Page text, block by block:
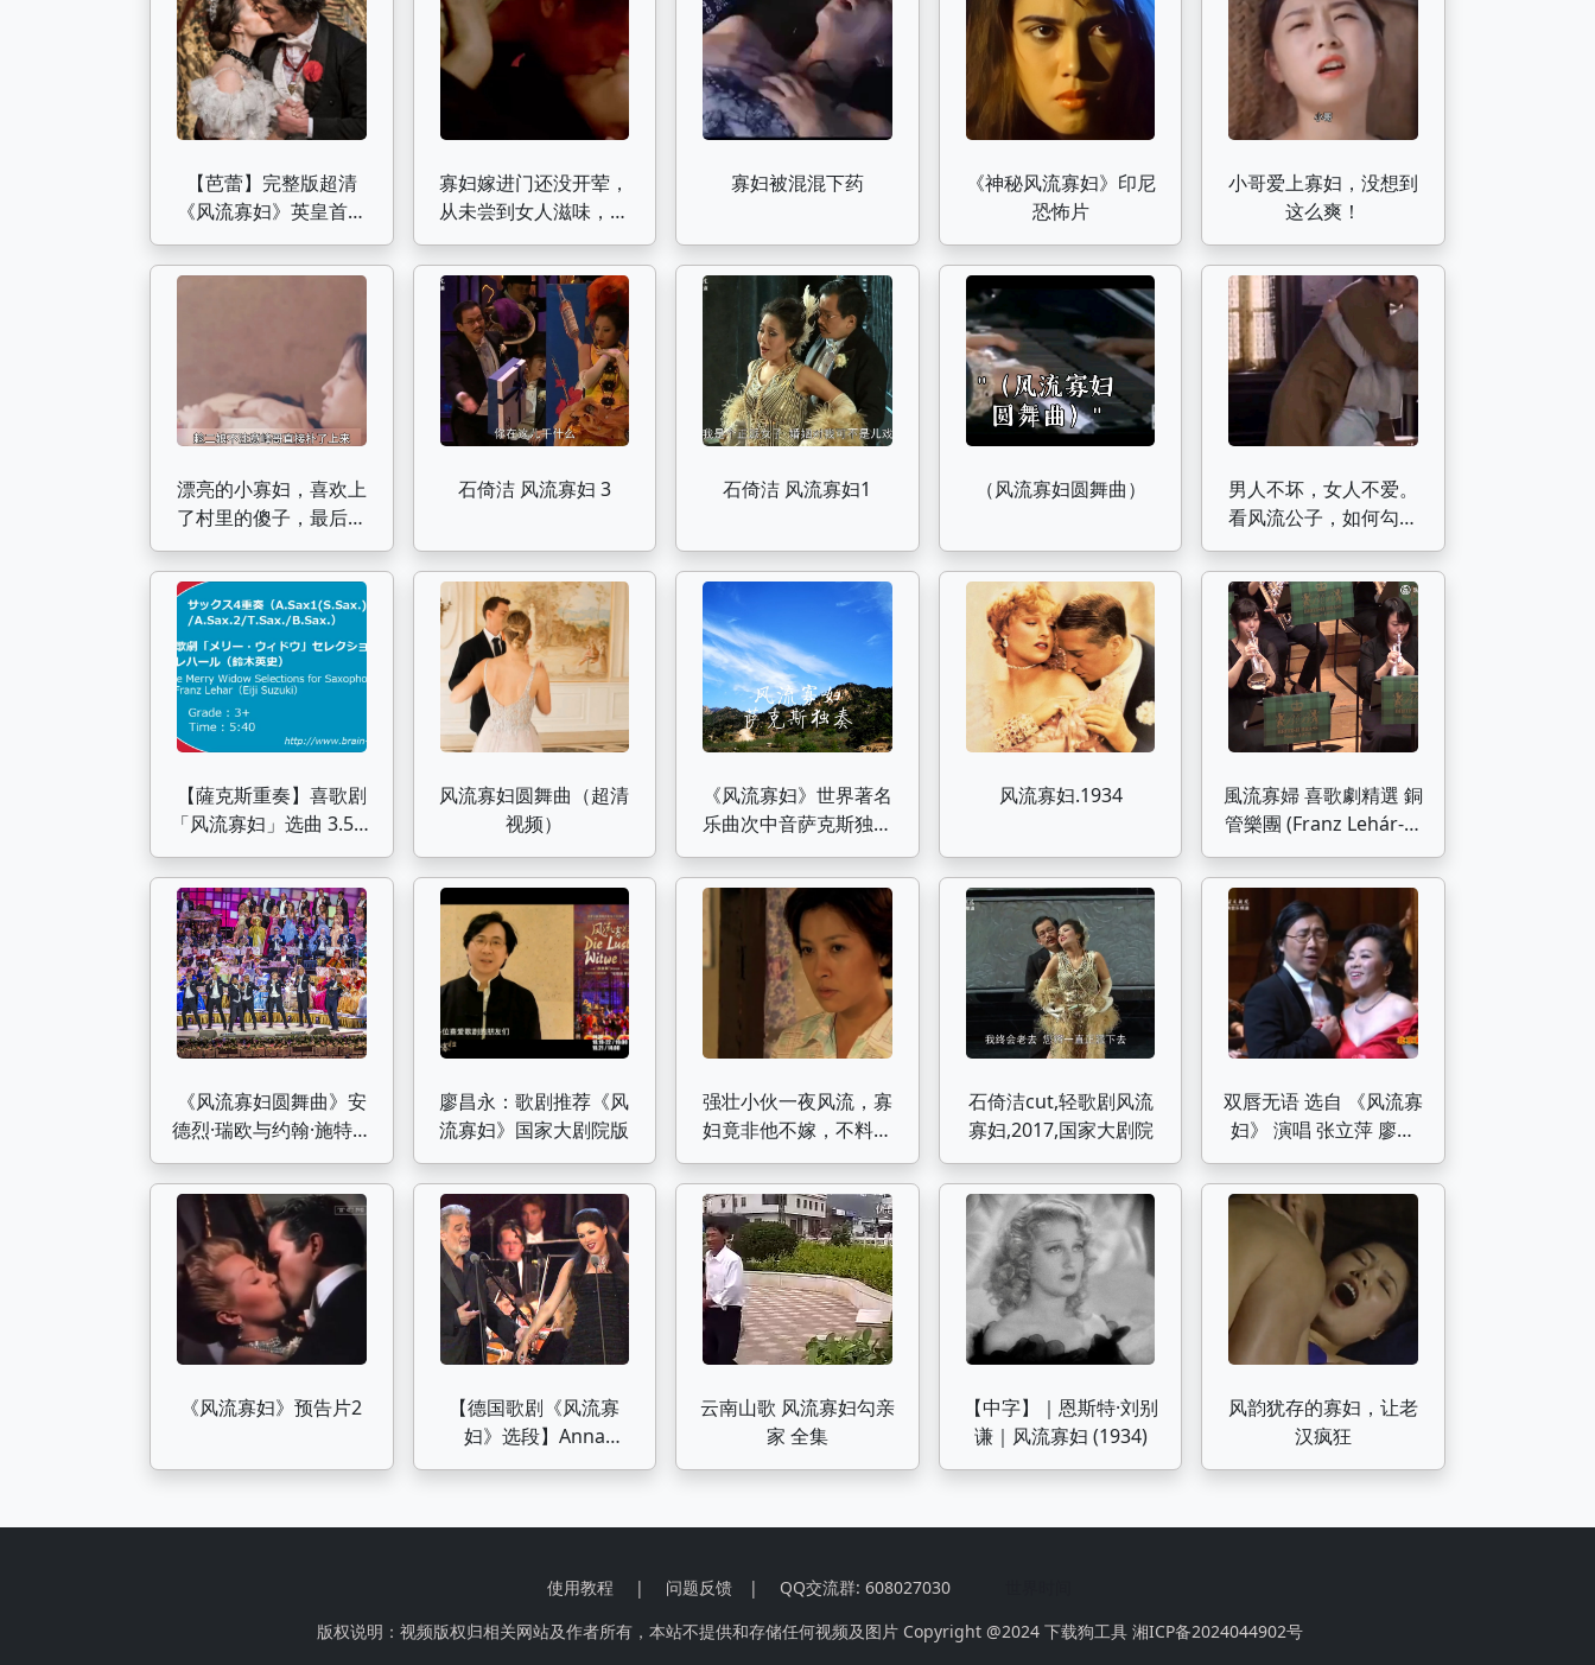
【芭蕾】完整版超清
《风流寡妇》英皇首席
Marianela Nunez主演
寡妇嫁进门还没开荤，
从未尝到女人滋味，忍
不住让下人帮了一次忙
寡妇被混混下药
《神秘风流寡妇》印尼
恐怖片
小哥爱上寡妇，没想到
这么爽！
漂亮的小寡妇，喜欢上
了村里的傻子，最后做
了苦命鸳鸯
石倚洁 风流寡妇 3 石倚洁 风流寡妇1 （风流寡妇圆舞曲）
男人不坏，女人不爱。
看风流公子，如何勾引
年轻寡妇。
【薩克斯重奏】喜歌剧
「风流寡妇」选曲 3.5級
/ ENMS-84237
风流寡妇圆舞曲（超清
视频）
《风流寡妇》世界著名
乐曲次中音萨克斯独奏
Saxophone Cover
风流寡妇.1934
風流寡婦 喜歌劇精選 銅
管樂團 (Franz Lehár-鈴
木 英史)
《风流寡妇圆舞曲》安
德烈·瑞欧与约翰·施特劳
斯管弦乐团
廖昌永：歌剧推荐《风
流寡妇》国家大剧院版
强壮小伙一夜风流，寡
妇竟非他不嫁，不料结
局竟这样 (3)
石倚洁cut,轻歌剧风流
寡妇,2017,国家大剧院
双唇无语 选自 《风流寡
妇》 演唱 张立萍 廖昌
永
《风流寡妇》预告片2
【德国歌剧《风流寡
妇》选段】Anna
Netrebko&Placido
schweigen（双唇缄
云南山歌 风流寡妇勾亲
家 全集
【中字】｜恩斯特·刘别
谦｜风流寡妇 (1934)
风韵犹存的寡妇，让老
汉疯狂
使用教程 | 问题反馈 | QQ交流群: 608027030
版权说明：视频版权归相关网站及作者所有，本站不提供和存储任何视频及图片 Copyright @2024 下载狗工具 湘ICP备2024044902号